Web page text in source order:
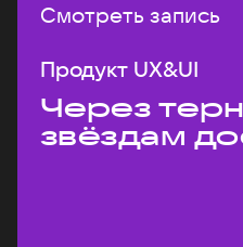
Смотреть запись
Продукт UX&UI
Через
звёздам